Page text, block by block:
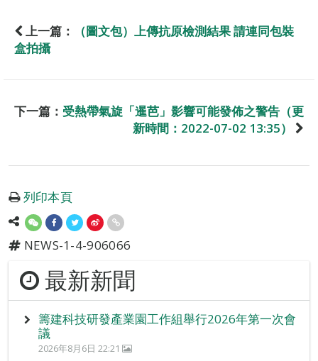
上一篇：
（圖文包）上傳抗原檢測結果 請連同包裝
盒拍攝
下一篇： 受熱帶氣旋「暹芭」影響可能發佈之警告（更
新時間：2022-07-02 13:35）
列印本頁
NEWS-1-4-906066
最新新聞
籌建科技研發產業園工作組舉行2026年第一次會
議
2026年8月6日 22:21